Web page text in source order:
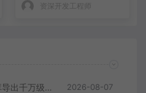
资深开发工程师
PHP生成器实战：从数据库导出千万级CSV内存零压力 2026-08-07